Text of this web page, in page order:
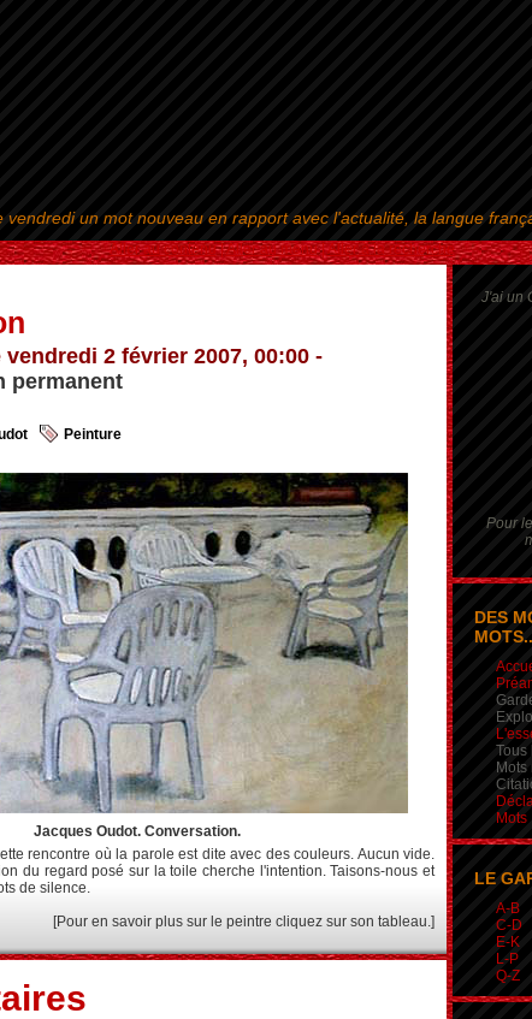
Aller au contenu|Aller au menu|Aller à la recherche
vendredi 2 février 2007, 00:00 -
permanent
Peinture
Jacques Oudot. Conversation.
rencontre où la parole est dite avec des couleurs. Aucun vide.
du regard posé sur la toile cherche l'intention. Taisons-nous et
de silence.
[Pour en savoir plus sur le peintre cliquez sur son tableau.]
vendredi un mot nouveau en rapport avec l'actualité, la langue
J'ai un
Pour
DES
Tous
Mots
Mots
LE
A-B
C-D
E-K
L-P
Q-Z